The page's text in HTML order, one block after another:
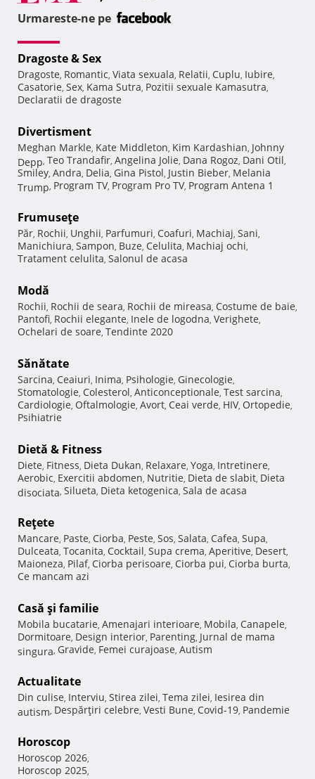
Urmareste-ne pe
Dragoste & Sex
Dragoste, Romantic, Viata sexuala, Relatii, Cuplu, Iubire,
Casatorie, Sex, Kama Sutra, Pozitii sexuale Kamasutra,
Declaratii de dragoste
Divertisment
Meghan Markle, Kate Middleton, Kim Kardashian, Johnny
Depp, Teo Trandafir, Angelina Jolie, Dana Rogoz, Dani Otil,
Smiley, Andra, Delia, Gina Pistol, Justin Bieber, Melania
Trump, Program TV, Program Pro TV, Program Antena 1
Frumuseţe
Păr, Rochii, Unghii, Parfumuri, Coafuri, Machiaj, Sani,
Manichiura, Sampon, Buze, Celulita, Machiaj ochi,
Tratament celulita, Salonul de acasa
Modă
Rochii, Rochii de seara, Rochii de mireasa, Costume de baie,
Pantofi, Rochii elegante, Inele de logodna, Verighete,
Ochelari de soare, Tendinte 2020
Sănătate
Sarcina, Ceaiuri, Inima, Psihologie, Ginecologie,
Stomatologie, Colesterol, Anticonceptionale, Test sarcina,
Cardiologie, Oftalmologie, Avort, Ceai verde, HIV, Ortopedie,
Psihiatrie
Dietă & Fitness
Diete, Fitness, Dieta Dukan, Relaxare, Yoga, Intretinere,
Aerobic, Exercitii abdomen, Nutritie, Dieta de slabit, Dieta
disociata, Silueta, Dieta ketogenica, Sala de acasa
Reţete
Mancare, Paste, Ciorba, Peste, Sos, Salata, Cafea, Supa,
Dulceata, Tocanita, Cocktail, Supa crema, Aperitive, Desert,
Maioneza, Pilaf, Ciorba perisoare, Ciorba pui, Ciorba burta,
Ce mancam azi
Casă şi familie
Mobila bucatarie, Amenajari interioare, Mobila, Canapele,
Dormitoare, Design interior, Parenting, Jurnal de mama
singura, Gravide, Femei curajoase, Autism
Actualitate
Din culise, Interviu, Stirea zilei, Tema zilei, Iesirea din
autism, Despărţiri celebre, Vesti Bune, Covid-19, Pandemie
Horoscop
Horoscop 2026,
Horoscop 2025,